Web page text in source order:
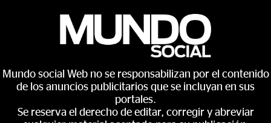
Mundo social Web no se responsabilizan por el contenido
de los anuncios publicitarios que se incluyan en sus
portales.
Se reserva el derecho de editar, corregir y abreviar